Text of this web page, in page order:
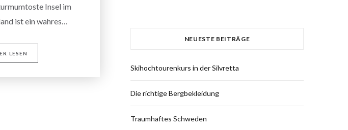
Insel im
ist ein wahres…
LESEN
NEUESTE BEITRÄGE
Skihochtourenkurs in der Silvretta
Die richtige Bergbekleidung
Traumhaftes Schweden